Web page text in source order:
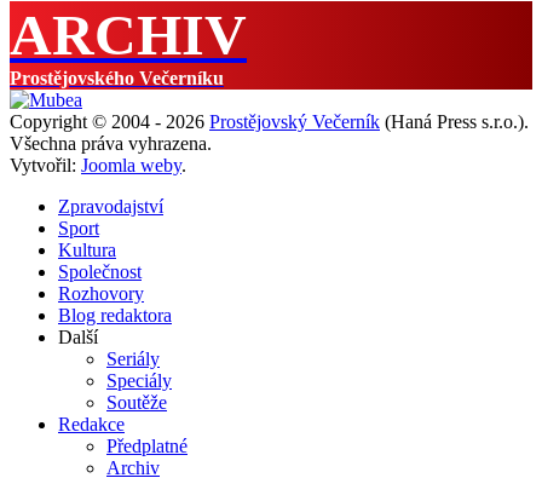
ARCHIV
Prostějovského Večerníku
Copyright © 2004 - 2026 Prostějovský Večerník (Haná Press s.r.o.).
Všechna práva vyhrazena.
Vytvořil: Joomla weby.
Zpravodajství
Sport
Kultura
Společnost
Rozhovory
Blog redaktora
Další
Seriály
Speciály
Soutěže
Redakce
Předplatné
Archiv